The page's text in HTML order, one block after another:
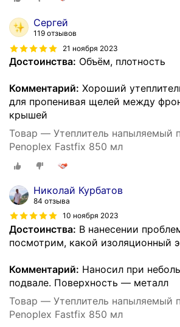
Сергей
119 отзывов
21 ноября 2023
Достоинства: Объём, плотность
Комментарий: Хороший
для пропенивая щелей между
крышей
Товар — Утеплитель напыляемый
Penoplex Fastfix 850 мл
Николай Курбатов
84 отзыва
10 ноября 2023
Достоинства: В нанесении
посмотрим, какой изоляционный
Комментарий: Наносил при
подвале. Поверхность — металл
Товар — Утеплитель напыляемый
Penoplex Fastfix 850 мл